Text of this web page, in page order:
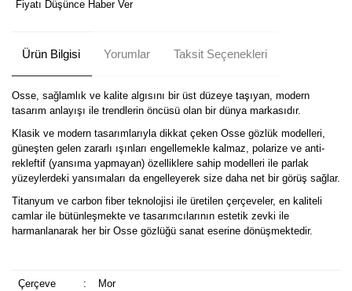
Fiyatı Düşünce Haber Ver
Ürün Bilgisi Yorumlar Taksit Seçenekleri
Osse, sağlamlık ve kalite algısını bir üst düzeye taşıyan, modern
tasarım anlayışı ile trendlerin öncüsü olan bir dünya markasıdır.
Klasik ve modern tasarımlarıyla dikkat çeken Osse gözlük modelleri,
güneşten gelen zararlı ışınları engellemekle kalmaz, polarize ve anti-
rekleftif (yansıma yapmayan) özelliklere sahip modelleri ile parlak
yüzeylerdeki yansımaları da engelleyerek size daha net bir görüş sağlar.
Titanyum ve carbon fiber teknolojisi ile üretilen çerçeveler, en kaliteli
camlar ile bütünleşmekte ve tasarımcılarının estetik zevki ile
harmanlanarak her bir Osse gözlüğü sanat eserine dönüşmektedir.
Çerçeve
: Mor